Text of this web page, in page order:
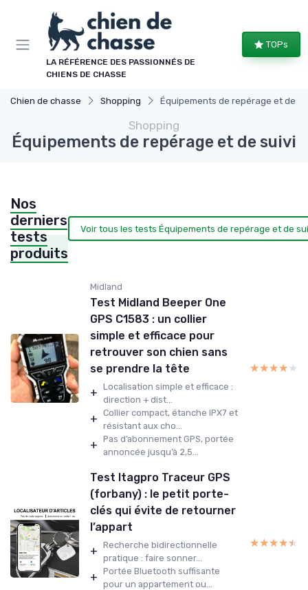
LA RÉFÉRENCE DES PASSIONNÉS DE
CHIENS DE CHASSE
TOPs
Chien de chasse Shopping Équipements de repérage et de
Shopping
Équipements de repérage et de suivi
Nos
derniers
tests
produits
Voir tous les tests Équipements de repérage et de
Midland
Test Midland Beeper One
GPS C1583 : un collier
simple et efficace pour
retrouver son chien sans
se prendre la tête
+ Localisation simple et efficace :
direction + dist...
+ Collier compact, étanche IPX7 et
résistant aux cho...
+ Pas d’abonnement GPS, portée
annoncée jusqu’à 2,5...
★★★★★
★★★★★
Test Itagpro Traceur GPS
(forbany) : le petit porte-
clés qui évite de retourner
l’appart
+ Recherche bidirectionnelle
pratique : faire sonner...
+ Portée Bluetooth suffisante
pour un appartement ou...
★★★★★
★★★★★
Panneau de gestion des cookies